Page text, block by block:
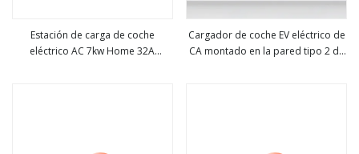
Estación de carga de coche
eléctrico AC 7kw Home 32A
Cargador de coche EV eléctrico de
CA montado en la pared tipo 2 de